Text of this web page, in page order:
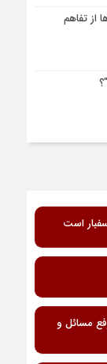
از تفاهم
است
مسائل و